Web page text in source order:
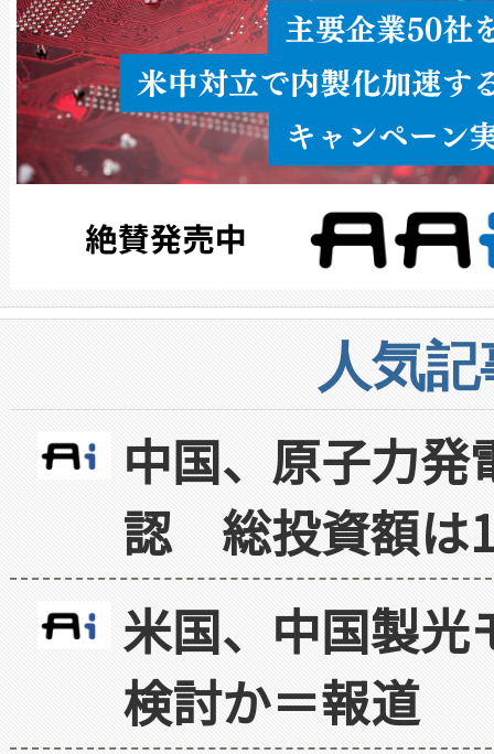
人気
中国、原子力
認 総投資額は
米国、中国製光
検討か＝報道